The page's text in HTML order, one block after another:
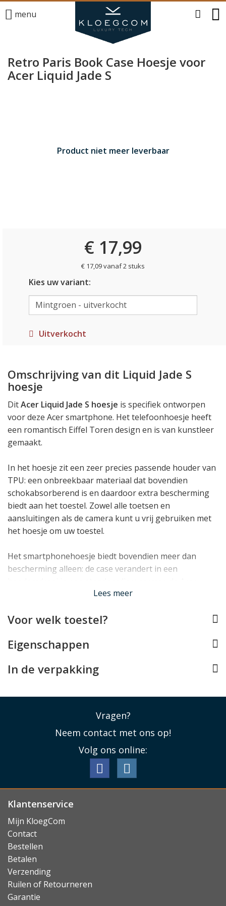
menu
Retro Paris Book Case Hoesje voor
Acer Liquid Jade S
Product niet meer leverbaar
€ 17,99
€ 17,09 vanaf 2 stuks
Kies uw variant:
Uitverkocht
Omschrijving van dit Liquid Jade S
hoesje
DitAcer Liquid Jade S hoesje is specifiek ontworpen
voor deze Acer smartphone. Het telefoonhoesje heeft
een romantisch Eiffel Toren design en is van kunstleer
gemaakt.
In het hoesje zit een zeer precies passende houder van
TPU: een onbreekbaar materiaal dat bovendien
schokabsorberend is en daardoor extra bescherming
biedt aan het toestel. Zowel alle toetsen en
aansluitingen als de camera kunt u vrij gebruiken met
het hoesje om uw toestel.
Het smartphonehoesje biedt bovendien meer dan
bescherming alleen: de case verandert in een
Liquid Jade S rechtop kan staan, en dankzij meerdere
bonnetjes in het hoesje opbergen.
Lees meer
Voor welk toestel?
Eigenschappen
In de verpakking
Vragen?
Neem contact met ons op!
Volg ons online:
Klantenservice
Mijn KloegCom
Contact
Bestellen
Betalen
Verzending
Ruilen of Retourneren
Garantie